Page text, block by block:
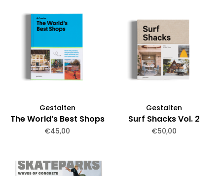
Gestalten
The World’s Best Shops
€45,00
Gestalten
Surf Shacks Vol. 2
€50,00